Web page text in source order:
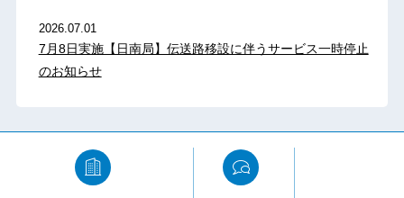
2026.07.01
7月8日実施【日南局】伝送路移設に伴うサービス一時停止
のお知らせ